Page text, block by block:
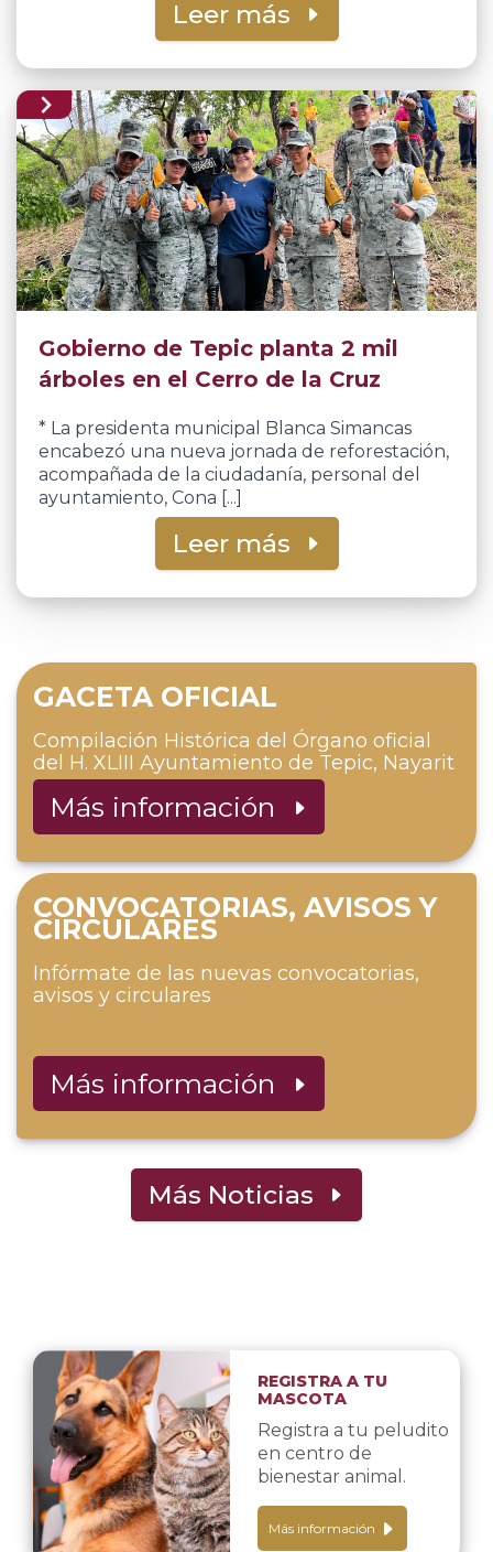
Leer más
Gobierno de Tepic planta 2 mil
árboles en el Cerro de la Cruz
* La presidenta municipal Blanca Simancas
encabezó una nueva jornada de reforestación,
acompañada de la ciudadanía, personal del
ayuntamiento, Cona [...]
Leer más
GACETA OFICIAL
Compilación Histórica del Órgano oficial
del H. XLIII Ayuntamiento de Tepic, Nayarit
Más información
CONVOCATORIAS, AVISOS Y
CIRCULARES
Infórmate de las nuevas convocatorias,
avisos y circulares
Más información
Más Noticias
REGISTRA A TU
MASCOTA
Registra a tu peludito
en centro de
bienestar animal.
Más información